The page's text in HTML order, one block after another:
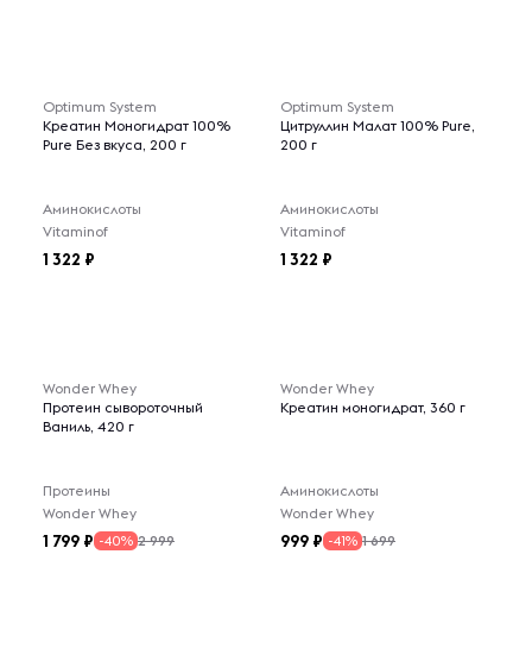
Optimum System
Креатин Моногидрат 100%
Pure Без вкуса, 200 г
Аминокислоты
Vitaminof
1 322
Optimum System
Цитруллин Малат 100% Pure,
200 г
Аминокислоты
Vitaminof
1 322
Wonder Whey
Протеин сывороточный
Ваниль, 420 г
Протеины
Wonder Whey
1 799 -40% 2 999
Wonder Whey
Креатин моногидрат, 360 г
Аминокислоты
Wonder Whey
999 -41% 1 699